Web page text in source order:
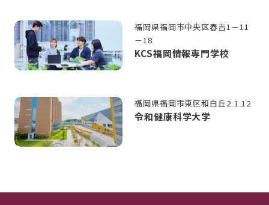
福岡県福岡市中央区春吉1－11
－18
KCS福岡情報専門学校
福岡県福岡市東区和白丘2₋1₋12
令和健康科学大学